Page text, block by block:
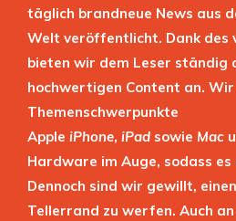
täglich brandneue News aus
Welt veröffentlicht. Dank des
bieten wir dem Leser ständig
hochwertigen Content an.
Themenschwerpunkte
Apple iPhone, iPad sowie Mac
Hardware im Auge, sodass
Dennoch sind wir gewillt,
Tellerrand zu werfen. Auch